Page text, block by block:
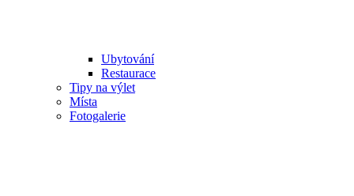
Ubytování
Restaurace
Tipy na výlet
Místa
Fotogalerie